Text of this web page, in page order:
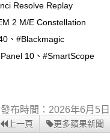
Resolve Replay
2 M/E Constellation
、#Blackmagic
10、#SmartScope
發布時間：2026年6月5日
上一頁 更多蘋果新聞